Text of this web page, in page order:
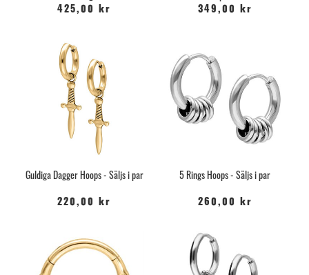
425,00 kr 349,00 kr
Guldiga Dagger Hoops - Säljs i par
220,00 kr
5 Rings Hoops - Säljs i par
260,00 kr